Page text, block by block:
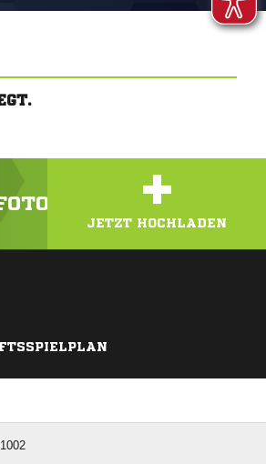
HOCH! +
JETZT HOCHLADEN